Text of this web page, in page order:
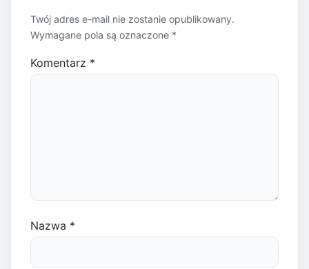
Twój adres e-mail nie zostanie opublikowany.
Wymagane pola są oznaczone *
Komentarz *
Nazwa *